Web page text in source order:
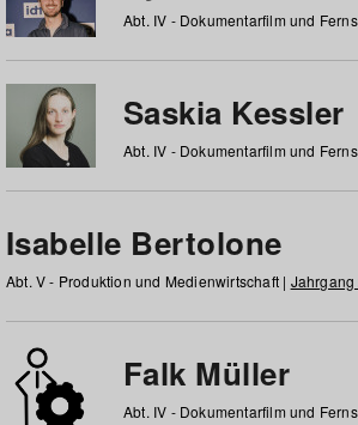
Abt. IV - Dokumentarfilm und
Saskia Kessler
Abt. IV - Dokumentarfilm und
Isabelle Bertolone
Abt. V - Produktion und Medienwirtschaft | Jahrgang
Falk Müller
Abt. IV - Dokumentarfilm und